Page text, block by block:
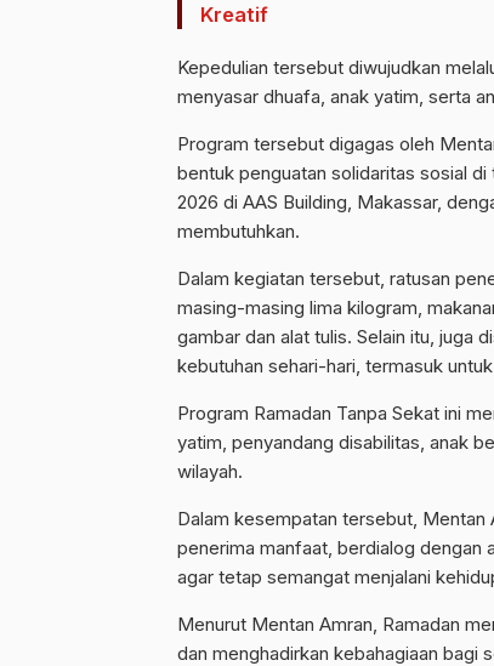
Kreatif
Kepedulian tersebut diwujudkan
menyasar dhuafa, anak yatim, serta
Program tersebut digagas oleh
bentuk penguatan solidaritas sosial di
2026 di AAS Building, Makassar,
membutuhkan.
Dalam kegiatan tersebut, ratusan
masing-masing lima kilogram,
gambar dan alat tulis. Selain itu, juga
kebutuhan sehari-hari, termasuk
Program Ramadan Tanpa Sekat ini
yatim, penyandang disabilitas, anak
wilayah.
Dalam kesempatan tersebut, Mentan
penerima manfaat, berdialog dengan
agar tetap semangat menjalani
Menurut Mentan Amran, Ramadan
dan menghadirkan kebahagiaan bagi